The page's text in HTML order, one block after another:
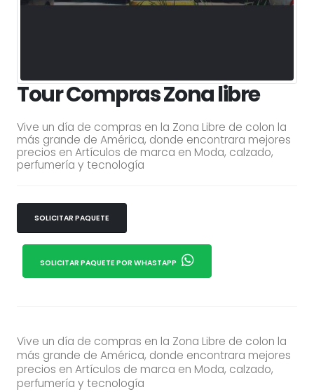
Tour Compras Zona libre
Vive un día de compras en la Zona Libre de colon la
más grande de América, donde encontrara mejores
precios en Artículos de marca en Moda, calzado,
perfumería y tecnología
SOLICITAR PAQUETE
SOLICITAR PAQUETE POR WHASTAPP
Vive un día de compras en la Zona Libre de colon la
más grande de América, donde encontrara mejores
precios en Artículos de marca en Moda, calzado,
perfumería y tecnología